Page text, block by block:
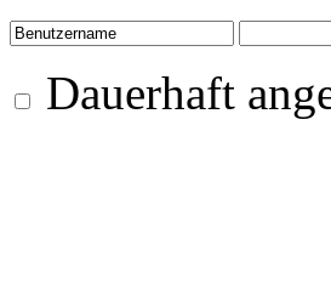
Dauerhaft